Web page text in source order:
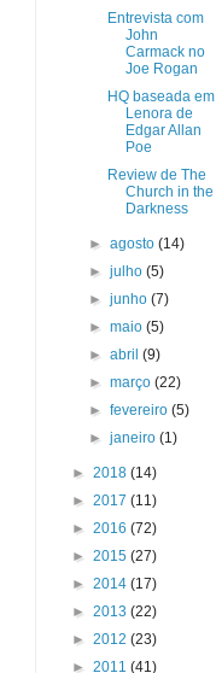
Entrevista com
John
Carmack no
Joe Rogan
HQ baseada em
Lenora de
Edgar Allan
Poe
Review de The
Church in the
Darkness
►agosto(14)
►julho(5)
►junho(7)
►maio(5)
►abril(9)
►março(22)
►fevereiro(5)
►janeiro(1)
► 2018 (14)
► 2017 (11)
► 2016 (72)
► 2015 (27)
► 2014 (17)
► 2013 (22)
► 2012 (23)
► 2011 (41)